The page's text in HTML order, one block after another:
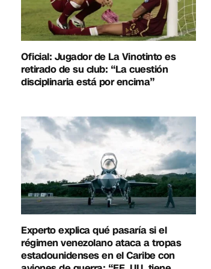
Oficial: Jugador de La Vinotinto es
retirado de su club: “La cuestión
disciplinaria está por encima”
Experto explica qué pasaría si el
régimen venezolano ataca a tropas
estadounidenses en el Caribe con